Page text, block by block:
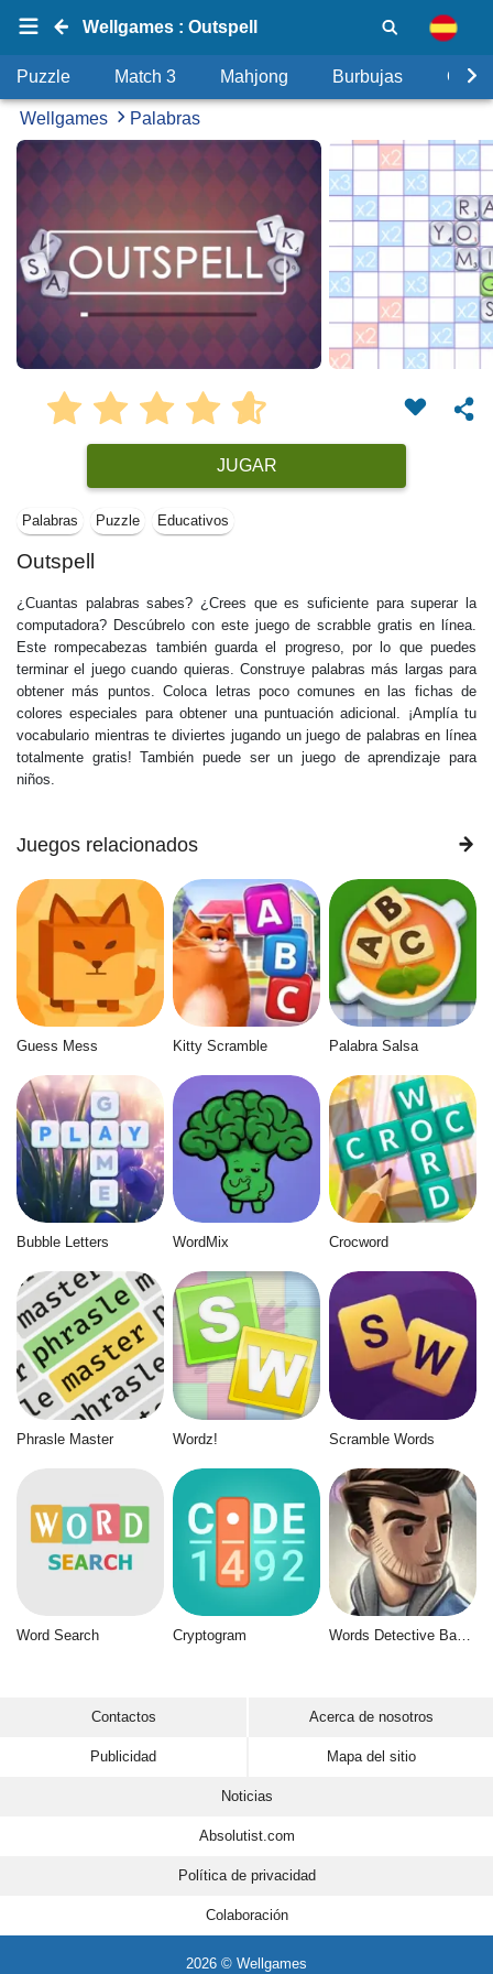
Wellgames : Outspell
Puzzle Match 3 Mahjong Burbujas
Wellgames Palabras
JUGAR
Palabras Puzzle Educativos
Outspell
¿Cuantas palabras sabes? ¿Crees que es suficiente para superar la
computadora? Descúbrelo con este juego de scrabble gratis en línea.
Este rompecabezas también guarda el progreso, por lo que puedes
terminar el juego cuando quieras. Construye palabras más largas para
obtener más puntos. Coloca letras poco comunes en las fichas de
colores especiales para obtener una puntuación adicional. ¡Amplía tu
vocabulario mientras te diviertes jugando un juego de palabras en línea
totalmente gratis! También puede ser un juego de aprendizaje para
niños.
Juegos relacionados
Guess Mess Kitty Scramble Palabra Salsa
Bubble Letters WordMix Crocword
Phrasle Master Wordz! Scramble Words
Word Search Cryptogram Words Detective Bank Heist
Contactos Acerca de nosotros
Publicidad Mapa del sitio
Noticias
Absolutist.com
Política de privacidad
Colaboración
2026 © Wellgames